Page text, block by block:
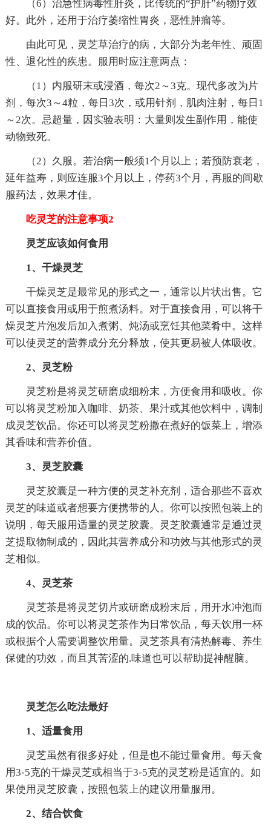
（6）治急性病毒性肝炎，比传统的“护肝”药物疗效
好。此外，还用于治疗萎缩性胃炎，恶性肿瘤等。
由此可见，灵芝草治疗的病，大部分为老年性、顽固
性、退化性的疾患。服用时应注意两点：
（1）内服研末或浸酒，每次2～3克。现代多改为片
剂，每次3～4粒，每日3次，或用针剂，肌肉注射，每日1
～2次。忌超量，因实验表明：大量则发生副作用，能使
动物致死。
（2）久服。若治病一般须1个月以上；若预防衰老，
延年益寿，则应连服3个月以上，停药3个月，再服的间歇
服药法，效果才佳。
吃灵芝的注意事项2
灵芝应该如何食用
1、干燥灵芝
干燥灵芝是最常见的形式之一，通常以片状出售。它
可以直接食用或用于煎煮汤料。对于直接食用，可以将干
燥灵芝片泡发后加入煮粥、炖汤或烹饪其他菜肴中。这样
可以使灵芝的营养成分充分释放，使其更易被人体吸收。
2、灵芝粉
灵芝粉是将灵芝研磨成细粉末，方便食用和吸收。你
可以将灵芝粉加入咖啡、奶茶、果汁或其他饮料中，调制
成灵芝饮品。你还可以将灵芝粉撒在煮好的饭菜上，增添
其香味和营养价值。
3、灵芝胶囊
灵芝胶囊是一种方便的灵芝补充剂，适合那些不喜欢
灵芝的味道或者想要方便携带的人。你可以按照包装上的
说明，每天服用适量的灵芝胶囊。灵芝胶囊通常是通过灵
芝提取物制成的，因此其营养成分和功效与其他形式的灵
芝相似。
4、灵芝茶
灵芝茶是将灵芝切片或研磨成粉末后，用开水冲泡而
成的饮品。你可以将灵芝茶作为日常饮品，每天饮用一杯
或根据个人需要调整饮用量。灵芝茶具有清热解毒、养生
保健的功效，而且其苦涩的.味道也可以帮助提神醒脑。
灵芝怎么吃法最好
1、适量食用
灵芝虽然有很多好处，但是也不能过量食用。每天食
用3-5克的干燥灵芝或相当于3-5克的灵芝粉是适宜的。如
果使用灵芝胶囊，按照包装上的建议用量服用。
2、结合饮食